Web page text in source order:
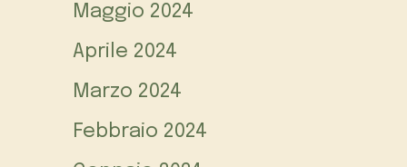
Maggio 2024
Aprile 2024
Marzo 2024
Febbraio 2024